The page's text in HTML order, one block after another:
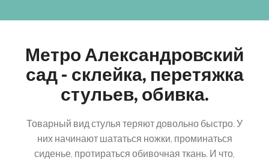
Метро Александровский
сад - склейка, перетяжка
стульев, обивка.
Товарный вид стулья теряют довольно быстро. У
них начинают шататься ножки, проминаться
сиденье, протираться обивочная ткань. И что,